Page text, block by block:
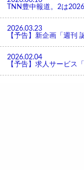
TNN豊中報道。2は
2026.03.23
【予告】新企画「週刊
2026.02.04
【予告】求人サービス